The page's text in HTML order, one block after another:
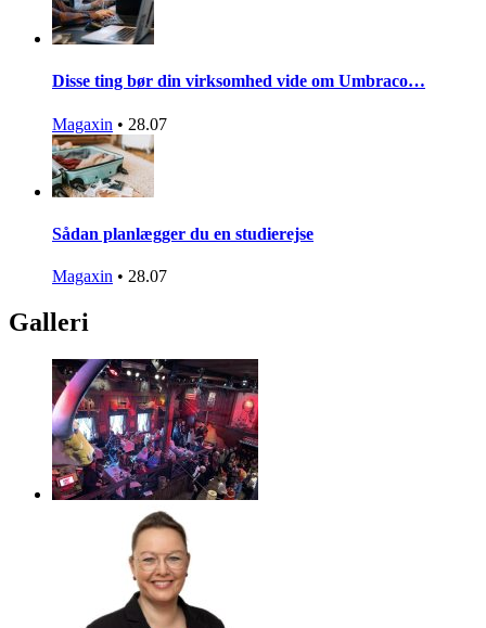
Disse ting bør din virksomhed vide om Umbraco…
Magaxin • 28.07
Sådan planlægger du en studierejse
Magaxin • 28.07
Galleri